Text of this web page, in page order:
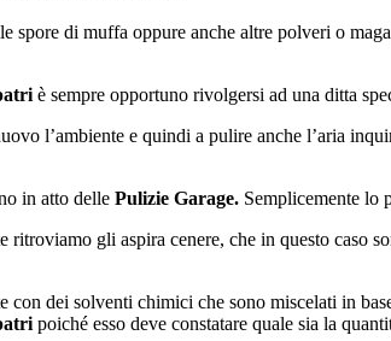
spore di muffa oppure anche altre polveri o
è sempre opportuno rivolgersi ad una ditta
l’ambiente e quindi a pulire anche l’aria
in atto delle Pulizie Garage. Semplicemente lo
gli aspira cenere, che in questo
dei solventi chimici che sono miscelati in
poiché esso deve constatare quale sia la